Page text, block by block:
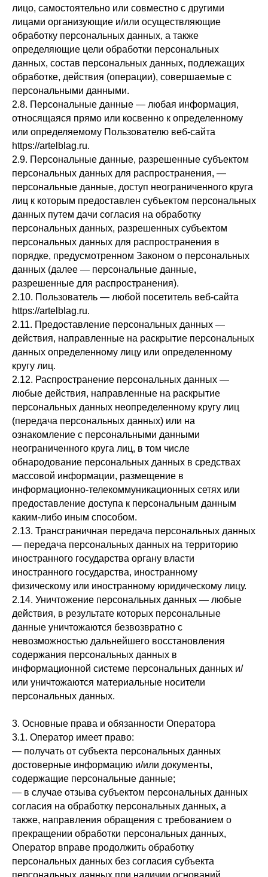
лицо, самостоятельно или совместно с другими
лицами организующие и/или осуществляющие
обработку персональных данных, а также
определяющие цели обработки персональных
данных, состав персональных данных, подлежащих
обработке, действия (операции), совершаемые с
персональными данными.
2.8. Персональные данные — любая информация,
относящаяся прямо или косвенно к определенному
или определяемому Пользователю веб-сайта
https://artelblag.ru.
2.9. Персональные данные, разрешенные субъектом
персональных данных для распространения, —
персональные данные, доступ неограниченного круга
лиц к которым предоставлен субъектом персональных
данных путем дачи согласия на обработку
персональных данных, разрешенных субъектом
персональных данных для распространения в
порядке, предусмотренном Законом о персональных
данных (далее — персональные данные,
разрешенные для распространения).
2.10. Пользователь — любой посетитель веб-сайта
https://artelblag.ru.
2.11. Предоставление персональных данных —
действия, направленные на раскрытие персональных
данных определенному лицу или определенному
кругу лиц.
2.12. Распространение персональных данных —
любые действия, направленные на раскрытие
персональных данных неопределенному кругу лиц
(передача персональных данных) или на
ознакомление с персональными данными
неограниченного круга лиц, в том числе
обнародование персональных данных в средствах
массовой информации, размещение в
информационно-телекоммуникационных сетях или
предоставление доступа к персональным данным
каким-либо иным способом.
2.13. Трансграничная передача персональных данных
— передача персональных данных на территорию
иностранного государства органу власти
иностранного государства, иностранному
физическому или иностранному юридическому лицу.
2.14. Уничтожение персональных данных — любые
действия, в результате которых персональные
данные уничтожаются безвозвратно с
невозможностью дальнейшего восстановления
содержания персональных данных в
информационной системе персональных данных и/
или уничтожаются материальные носители
персональных данных.
3. Основные права и обязанности Оператора
3.1. Оператор имеет право:
— получать от субъекта персональных данных
достоверные информацию и/или документы,
содержащие персональные данные;
— в случае отзыва субъектом персональных данных
согласия на обработку персональных данных, а
также, направления обращения с требованием о
прекращении обработки персональных данных,
Оператор вправе продолжить обработку
персональных данных без согласия субъекта
персональных данных при наличии оснований,